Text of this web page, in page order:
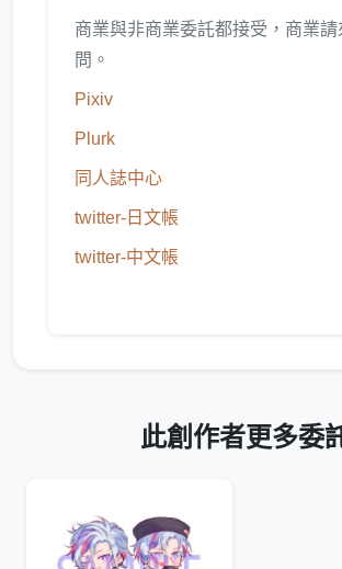
商業與非商業委託都接受，商業請
問。
Pixiv
Plurk
同人誌中心
twitter-日文帳
twitter-中文帳
此創作者更多委